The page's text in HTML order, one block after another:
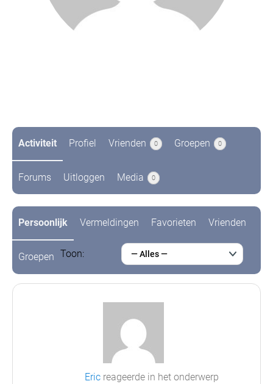
Activiteit Profiel Vrienden 0 Groepen 0
Forums Uitloggen Media 0
Persoonlijk Vermeldingen Favorieten Vrienden
Groepen Toon: — Alles —
Eric reageerde in het onderwerp